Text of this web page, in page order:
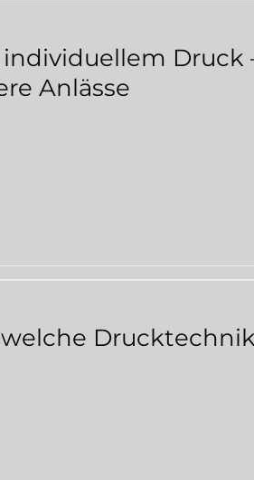
Druck
Anlässe